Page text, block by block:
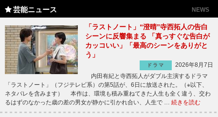
芸能ニュース NEWS
「ラストノート」“澄晴”寺西拓人の告白
シーンに反響集まる 「真っすぐな告白が
カッコいい」「最高のシーンをありがと
う」
ドラマ
2026年8月7日
内田有紀と寺西拓人がダブル主演するドラマ
「ラストノート」（フジテレビ系）の第5話が、6日に放送された。（※以下、
ネタバレを含みます） 本作は、環境も積み重ねてきた人生も全く違う、交わ
るはずのなかった歳の差の男女が静かに引かれ合い、人生で … 続きを読む